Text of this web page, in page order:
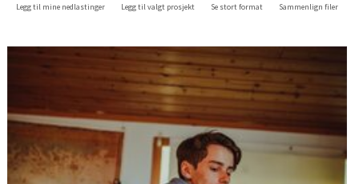
Legg til mine nedlastinger Legg til valgt prosjekt Se stort format Sammenlign filer